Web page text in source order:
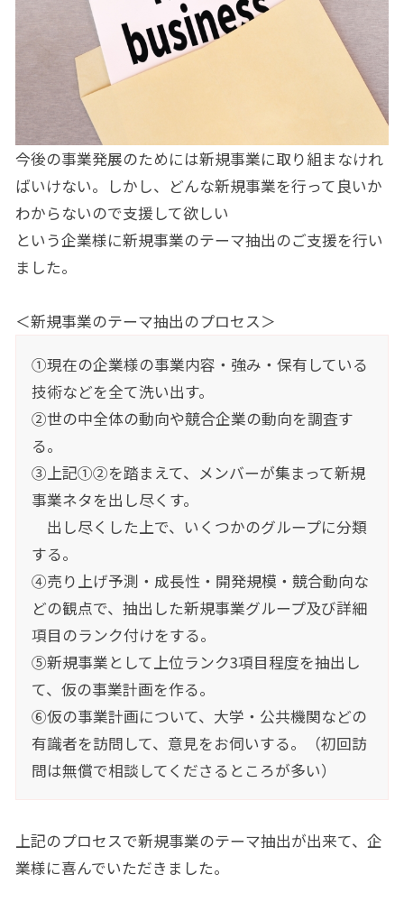
今後の事業発展のためには新規事業に取り組まなけれ
ばいけない。しかし、どんな新規事業を行って良いか
わからないので支援して欲しい
という企業様に新規事業のテーマ抽出のご支援を行い
ました。
＜新規事業のテーマ抽出のプロセス＞
①現在の企業様の事業内容・強み・保有している
技術などを全て洗い出す。
②世の中全体の動向や競合企業の動向を調査す
る。
③上記①②を踏まえて、メンバーが集まって新規
事業ネタを出し尽くす。
出し尽くした上で、いくつかのグループに分類
する。
④売り上げ予測・成長性・開発規模・競合動向な
どの観点で、抽出した新規事業グループ及び詳細
項目のランク付けをする。
⑤新規事業として上位ランク3項目程度を抽出し
て、仮の事業計画を作る。
⑥仮の事業計画について、大学・公共機関などの
有識者を訪問して、意見をお伺いする。（初回訪
問は無償で相談してくださるところが多い）
上記のプロセスで新規事業のテーマ抽出が出来て、企
業様に喜んでいただきました。